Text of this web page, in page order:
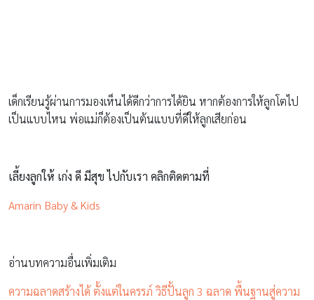
เด็กเรียนรู้ผ่านการมองเห็นได้ดีกว่าการได้ยิน หากต้องการให้ลูกโตไป
เป็นแบบไหน พ่อแม่ก็ต้องเป็นต้นแบบที่ดีให้ลูกเสียก่อน
เลี้ยงลูกให้ เก่ง ดี มีสุข ไปกับเรา คลิกติดตามที่
Amarin Baby & Kids
อ่านบทความอื่นเพิ่มเติม
ความฉลาดสร้างได้ ตั้งแต่ในครรภ์ วิธีปั้นลูก 3 ฉลาด พื้นฐานสู่ความ